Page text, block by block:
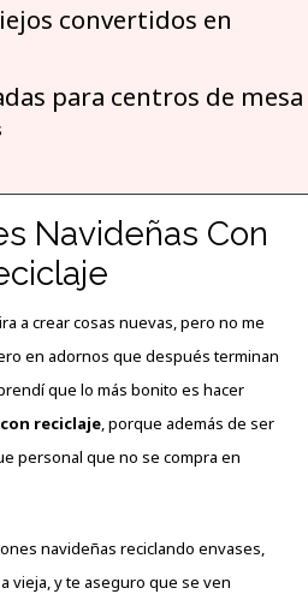
convertidos en
para centros de mesa
Navideñas Con
a crear cosas nuevas, pero no me
en adornos que después terminan
que lo más bonito es hacer
reciclaje, porque además de ser
personal que no se compra en
navideñas reciclando envases,
vieja, y te aseguro que se ven